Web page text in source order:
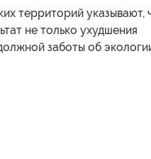
территорий указывают,
не только ухудшения
заботы об